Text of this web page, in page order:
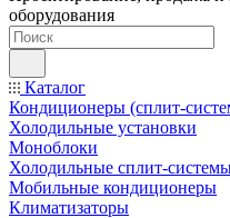
оборудования
Каталог
Кондиционеры (сплит-
Холодильные установки
Моноблоки
Холодильные сплит-
Мобильные кондиционеры
Климатизаторы